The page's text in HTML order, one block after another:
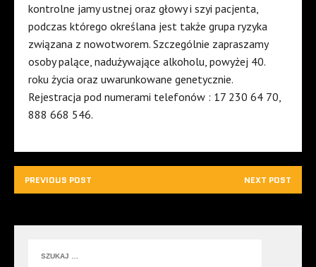
kontrolne jamy ustnej oraz głowy i szyi pacjenta,
podczas którego określana jest także grupa ryzyka
związana z nowotworem. Szczególnie zapraszamy
osoby palące, nadużywające alkoholu, powyżej 40.
roku życia oraz uwarunkowane genetycznie.
Rejestracja pod numerami telefonów : 17 230 64 70,
888 668 546.
PREVIOUS POST NEXT POST